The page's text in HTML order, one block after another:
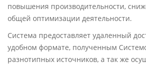
повышения производительности,
общей оптимизации деятельности.
Система предоставляет удаленный
удобном формате, полученным
разнотипных источников, а так же